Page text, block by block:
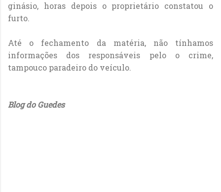
ginásio, horas depois o proprietário constatou o
furto.
Até o fechamento da matéria, não tínhamos
informações dos responsáveis pelo o crime,
tampouco paradeiro do veículo.
Blog do Guedes